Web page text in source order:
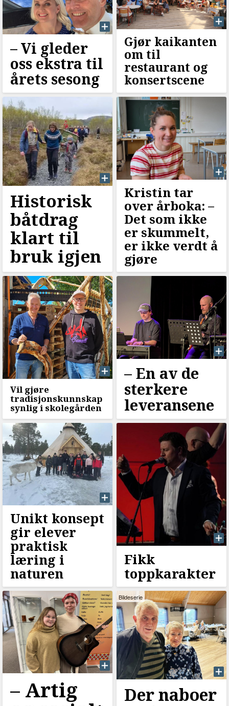
–⁠ Vi gleder
oss ekstra til
årets sesong
Gjør kaikanten
om til
restaurant og
konsertscene
Historisk
båtdrag
klart til
bruk igjen
Kristin tar
over årboka: –⁠⁠
Det som ikke
er skummelt,
er ikke verdt å
gjøre
Vil gjøre
tradisjonskunnskap
synlig i skolegården
–⁠ En av de
sterkere
leveransene
Unikt konsept
gir elever
praktisk
læring i
naturen
Fikk
toppkarakter
–⁠ Artig
Bildeserie
Der naboer